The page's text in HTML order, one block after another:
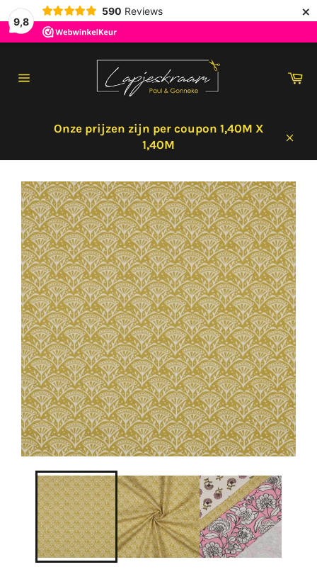
9,8
590 Reviews ×
Onze prijzen zijn per coupon 1,40M X
1,40M